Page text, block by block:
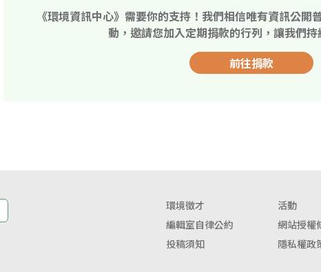
《環境資訊中心》需要你的支持！我們相信唯有資訊公開
動，邀請您加入定期捐款的行列，讓我們持
前往捐款
環境徵才 活動
編輯室自律公約
網站授權
投稿須知
隱私權政